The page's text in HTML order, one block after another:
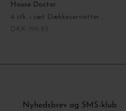
House Doctor
4 stk. i sæt Dækkeservietter Circle
Nyhedsbrev og SMS-klub